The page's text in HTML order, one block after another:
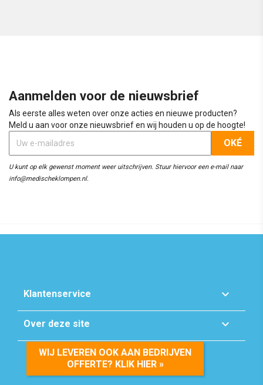
Aanmelden voor de nieuwsbrief
Als eerste alles weten over onze acties en nieuwe producten?
Meld u aan voor onze nieuwsbrief en wij houden u op de hoogte!
U kunt op elk gewenst moment weer uitschrijven. Stuur hiervoor een e-mail naar
info@medischeklompen.nl.
Klantenservice 
Over deze site 
WIJ LEVEREN OOK AAN BEDRIJVEN
OFFERTE? KLIK HIER »